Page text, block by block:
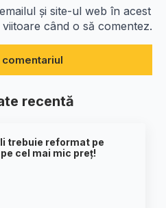
și site-ul web în acest
când o să comentez.
recentă
trebuie reformat pe
cel mai mic preț!